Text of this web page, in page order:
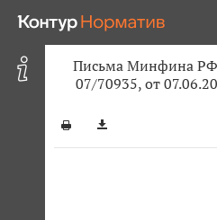
Письма Минфина РФ
07/70935, от